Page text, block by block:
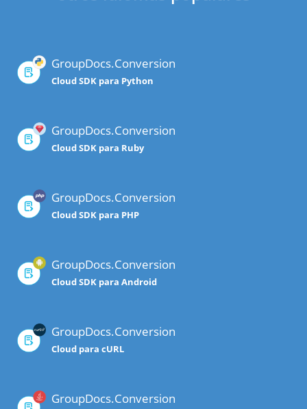
GroupDocs.Conversion
Cloud SDK para Python
GroupDocs.Conversion
Cloud SDK para Ruby
GroupDocs.Conversion
Cloud SDK para PHP
GroupDocs.Conversion
Cloud SDK para Android
GroupDocs.Conversion
Cloud para cURL
GroupDocs.Conversion